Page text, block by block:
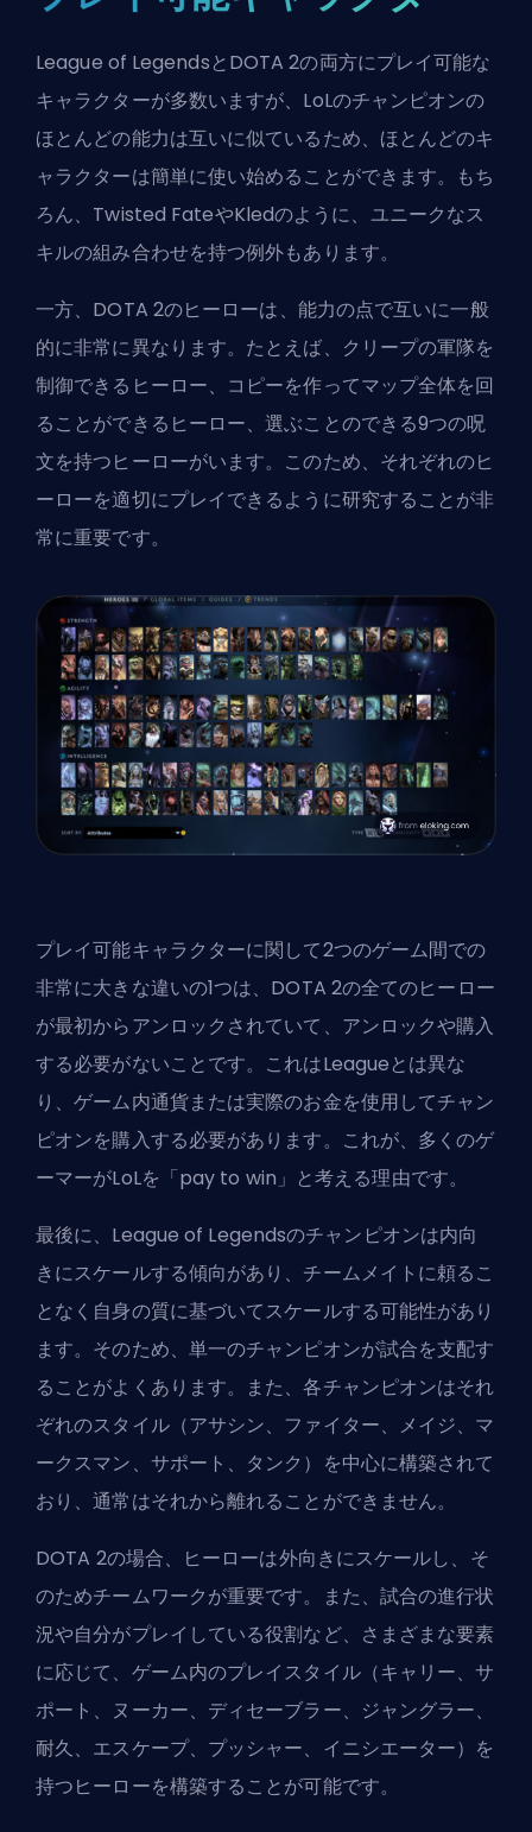
League of LegendsとDOTA 2の両方にプレイ可能な
キャラクターが多数いますが、LoLのチャンピオンの
ほとんどの能力は互いに似ているため、ほとんどのキ
ャラクターは簡単に使い始めることができます。もち
ろん、Twisted FateやKledのように、ユニークなス
キルの組み合わせを持つ例外もあります。
一方、DOTA 2のヒーローは、能力の点で互いに一般
的に非常に異なります。たとえば、クリープの軍隊を
制御できるヒーロー、コピーを作ってマップ全体を回
ることができるヒーロー、選ぶことのできる9つの呪
文を持つヒーローがいます。このため、それぞれのヒ
ーローを適切にプレイできるように研究することが非
常に重要です。
プレイ可能キャラクターに関して2つのゲーム間での
非常に大きな違いの1つは、DOTA 2の全てのヒーロー
が最初からアンロックされていて、アンロックや購入
する必要がないことです。これはLeagueとは異な
り、ゲーム内通貨または実際のお金を使用してチャン
ピオンを購入する必要があります。これが、多くのゲ
ーマーがLoLを「pay to win」と考える理由です。
最後に、League of Legendsのチャンピオンは内向
きにスケールする傾向があり、チームメイトに頼るこ
となく自身の質に基づいてスケールする可能性があり
ます。そのため、単一のチャンピオンが試合を支配す
ることがよくあります。また、各チャンピオンはそれ
ぞれのスタイル（アサシン、ファイター、メイジ、マ
ークスマン、サポート、タンク）を中心に構築されて
おり、通常はそれから離れることができません。
DOTA 2の場合、ヒーローは外向きにスケールし、そ
のためチームワークが重要です。また、試合の進行状
況や自分がプレイしている役割など、さまざまな要素
に応じて、ゲーム内のプレイスタイル（キャリー、サ
ポート、ヌーカー、ディセーブラー、ジャングラー、
耐久、エスケープ、プッシャー、イニシエーター）を
持つヒーローを構築することが可能です。